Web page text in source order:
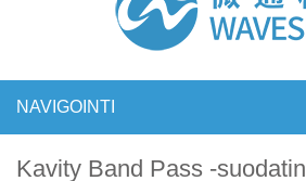
NAVIGOINTI
Kavity Band Pass -suodatin